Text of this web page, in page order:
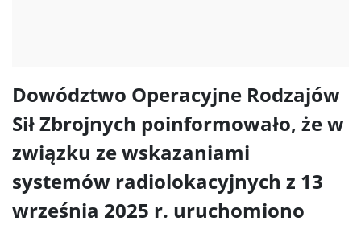
Dowództwo Operacyjne Rodzajów
Sił Zbrojnych poinformowało, że w
związku ze wskazaniami
systemów radiolokacyjnych z 13
września 2025 r. uruchomiono